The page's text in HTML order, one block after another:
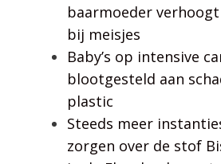
baarmoeder
bij meisjes
Baby’s op intensive
blootgesteld aan
plastic
Steeds meer
zorgen over de stof